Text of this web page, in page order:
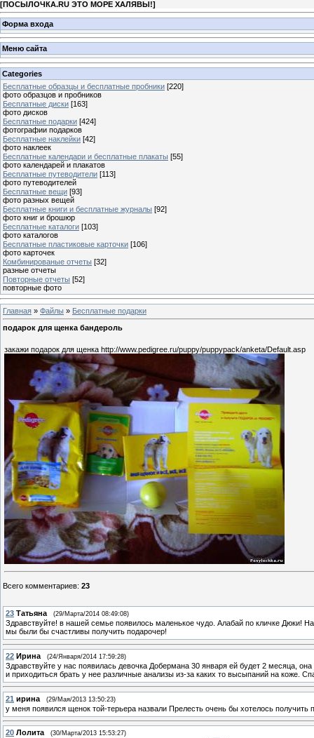
[ПОСЫЛОЧКА.RU ЭТО МОРЕ ХАЛЯВЫ!]
Форма входа
Меню сайта
Categories
Бесплатные образцы и бесплатные пробники [220]
фото образцов и пробников
Бесплатные диски [163]
фото дисков
Бесплатные подарки [424]
фотографии подарков
Бесплатные наклейки [42]
фото наклеек
Бесплатные календари и бесплатные плакаты [55]
фото календарей и плакатов
Бесплатные путеводители [113]
фото путеводителей
Бесплатные вещи [93]
фото разных вещей
Бесплатные книги и бесплатные журналы [92]
фото книг и брошюр
Бесплатные каталоги [103]
фото каталогов
Бесплатные пластиковые карточки [106]
фото карточек
Комбинированые отчеты [32]
разные отчеты
Повторные отчеты [52]
повторные фото
Главная » Файлы » Бесплатные подарки
подарок для щенка бандероль
закажи подарок для щенка http://www.pedigree.ru/puppy/puppypack/anketa/Default.asp
Всего комментариев: 23
23 Татьяна (29/Марта/2014 08:49:08)
Здравствуйте! в нашей семье появилось маленькое чудо. Алабай по кличке Дюки!
мы были бы счастливы получить подарочер!
22 Ирина (24/Января/2014 17:59:28)
Здравствуйте у нас появилась девочка Добермана 30 января ей будет 2 месяца,
и приходиться брать у нее различные анализы из-за каких то высыпаний на коже.
21 ирина (29/Мая/2013 13:50:23)
у меня появился щенок той-терьера назвали Прелесть очень бы хотелось
20 Лолита (30/Марта/2013 15:53:27)